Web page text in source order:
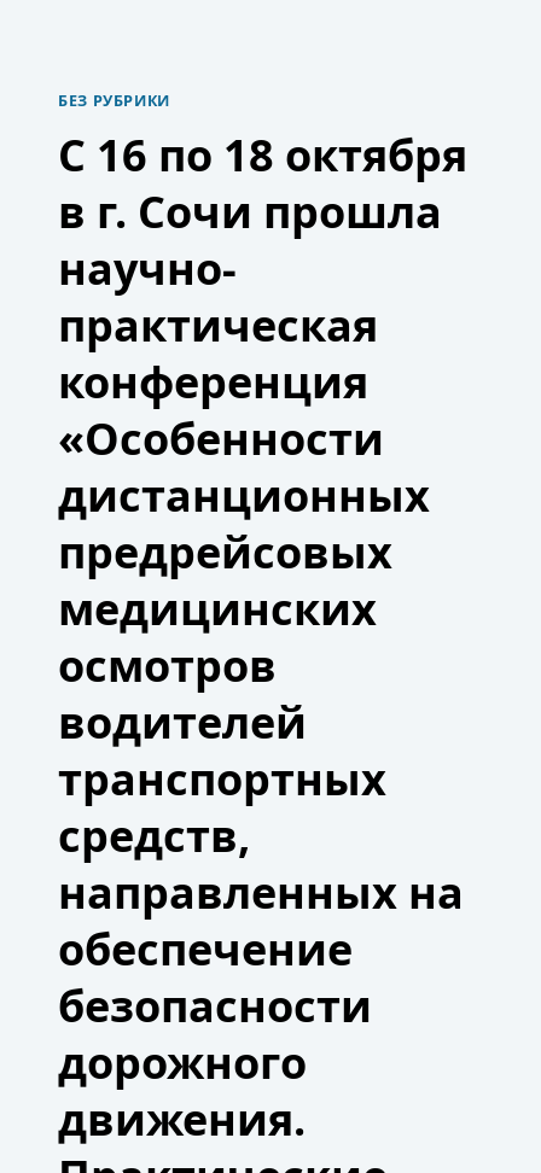
СОСТОЯНИЯ
ЗДОРОВЬЯ
ГДЕ
СФОРМУЛИРОВАНЫ
ОСНОВНЫЕ
ТРЕБОВАНИЯ
МЕДИЦИНСКОМУ
ПРОЦЕССУ
ПРОВЕДЕНИЯ
МЕДОСМОТРОВ,
ОБЯЗАТЕЛЬСТВА
КОМПАНИЙ
И
МЕДОРГАНИЗАЦИЙ.
БЕЗ РУБРИКИ
С 16 по 18 октября
в г. Сочи прошла
научно-
практическая
конференция
«Особенности
дистанционных
предрейсовых
медицинских
осмотров
водителей
транспортных
средств,
направленных на
обеспечение
безопасности
дорожного
движения.